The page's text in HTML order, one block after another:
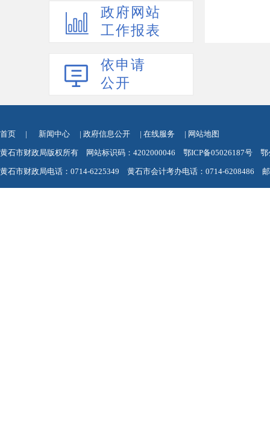
政府网站
工作报表
依申请
公开
首页 | 新闻中心 | 政府信息公开 | 在线服务 | 网站地图
黄石市财政局版权所有 网站标识码：4202000046 鄂ICP备05026187号 鄂
黄石市财政局电话：0714-6225349 黄石市会计考办电话：0714-6208486